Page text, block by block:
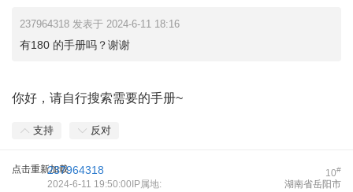
237964318 发表于 2024-6-11 18:16
有180 的手册吗？谢谢
你好，请自行搜索需要的手册~
支持 反对
点击重新加载 10#
237964318
2024-6-11 19:50:00IP属地: 湖南省岳阳市